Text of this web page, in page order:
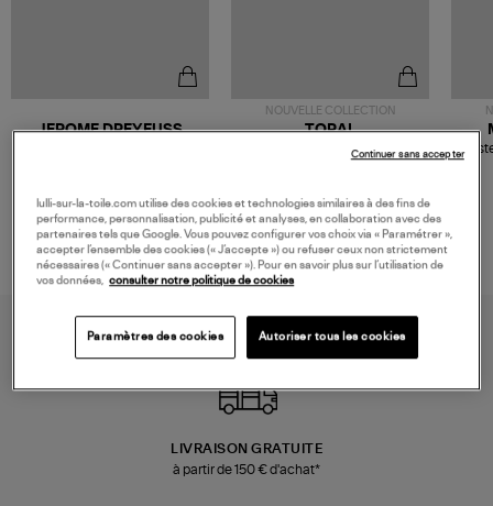
JEROME DREYFUSS
NOUVELLE COLLECTION
TORAL
Mocassins Killian Sport
Mousse
LIVRAISON GRATUITE
à partir de 150 € d'achat*
lulli-sur-la-toile.com utilise des cookies et technologies similaires à des fins de
performance, personnalisation, publicité et analyses, en collaboration avec des
partenaires tels que Google. Vous pouvez configurer vos choix via « Paramétrer »,
accepter l’ensemble des cookies (« J’accepte ») ou refuser ceux non strictement
nécessaires (« Continuer sans accepter »). Pour en savoir plus sur l’utilisation de
vos données, consulter notre politique de cookies
Paramètres des cookies Autoriser tous les cookies
Continuer sans accepter